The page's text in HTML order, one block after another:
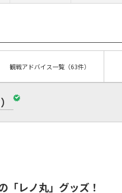
観戦アドバイス一覧 （63件）
「レノ丸」グッズ！